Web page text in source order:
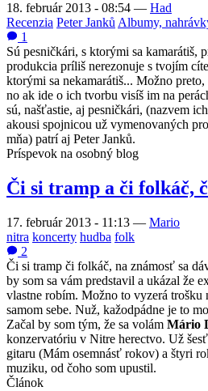
18. február 2013 - 08:54 — Had
Recenzia Peter Janků Albumy,
1
Sú pesničkári, s ktorými sa kamarátiš,
produkcia príliš nerezonuje s tvojím
ktorými sa nekamarátiš... Možno
no ak ide o ich tvorbu visíš im na
sú, našťastie, aj pesničkári, (nazvem
akousi spojnicou už vymenovaných
mňa) patrí aj Peter Janků.
Príspevok na osobný blog
Či si tramp a či folkáč,
17. február 2013 - 11:13 — Mario
nitra koncerty hudba folk
2
Či si tramp či folkáč, na známosť sa
by som sa vám predstavil a ukázal že
vlastne robím. Možno to vyzerá
samom sebe. Nuž, kažodpádne je to
Začal by som tým, že sa volám Mário
konzervatóriu v Nitre herectvo. Už
gitaru (Mám osemnásť rokov) a štyri
muziku, od čoho som upustil.
Článok